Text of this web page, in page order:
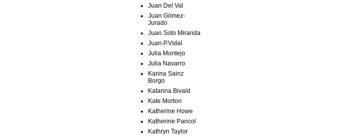
Juan Del Val
Juan Gómez-
Jurado
Juan Soto Miranda
Juan.P.Vidal
Julia Montejo
Julia Navarro
Karina Sainz
Borgo
Katarina Bivald
Kate Morton
Katherine Howe
Katherine Pancol
Kathryn Taylor